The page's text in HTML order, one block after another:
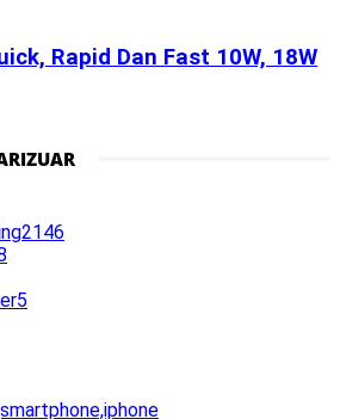
Rapid Dan Fast 10W, 18W
2146
5